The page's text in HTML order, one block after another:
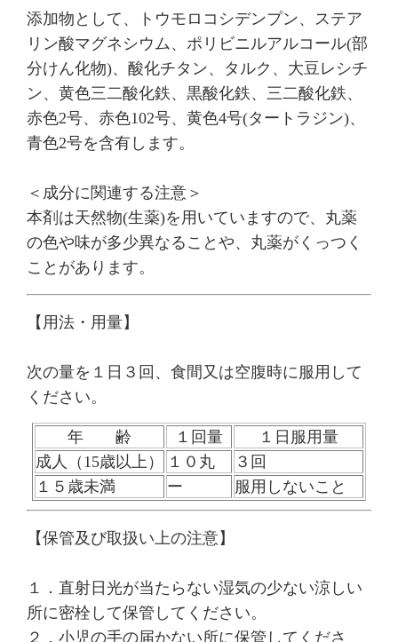
添加物として、トウモロコシデンプン、ステア
リン酸マグネシウム、ポリビニルアルコール(部
分けん化物)、酸化チタン、タルク、大豆レシチ
ン、黄色三二酸化鉄、黒酸化鉄、三二酸化鉄、
赤色2号、赤色102号、黄色4号(タートラジン)、
青色2号を含有します。
＜成分に関連する注意＞
本剤は天然物(生薬)を用いていますので、丸薬
の色や味が多少異なることや、丸薬がくっつく
ことがあります。
【用法・用量】
次の量を１日３回、食間又は空腹時に 服用して
ください。
年 齢 １回量
１日服用量
成人（15歳以上）
１０丸
３回
１５歳未満
ー 服用しないこと
【保管及び取扱い上の注意】
１．直射日光が当たらない湿気の少ない涼しい
所に密栓して保管してください。
２．小児の手の届かない所に保管してくださ